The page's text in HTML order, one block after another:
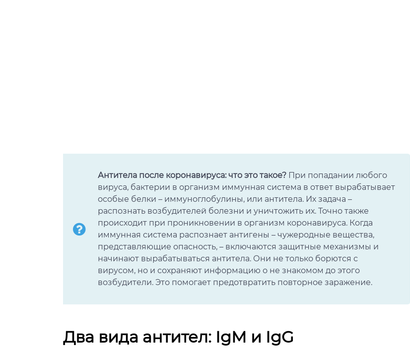
Антитела после коронавируса: что это такое? При попадании любого
вируса, бактерии в организм иммунная система в ответ вырабатывает
особые белки – иммуноглобулины, или антитела. Их задача –
распознать возбудителей болезни и уничтожить их. Точно также
происходит при проникновении в организм коронавируса. Когда
иммунная система распознает антигены – чужеродные вещества,
представляющие опасность, – включаются защитные механизмы и
начинают вырабатываться антитела. Они не только борются с
вирусом, но и сохраняют информацию о не знакомом до этого
возбудители. Это помогает предотвратить повторное заражение.
Два вида антител: IgM и IgG